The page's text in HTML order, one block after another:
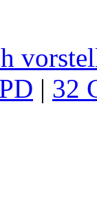
| 32